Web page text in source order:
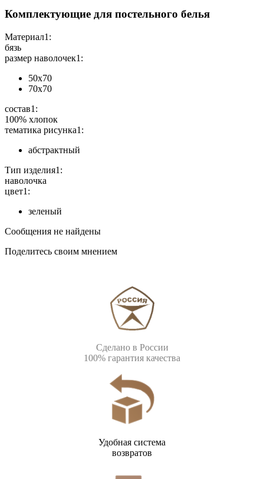
Комплектующие для постельного белья
Материал1:
бязь
размер наволочек1:
50х70
70х70
состав1:
100% хлопок
тематика рисунка1:
абстрактный
Тип изделия1:
наволочка
цвет1:
зеленый
Сообщения не найдены
Поделитесь своим мнением
Сделано в России
100% гарантия качества
Удобная система
возвратов